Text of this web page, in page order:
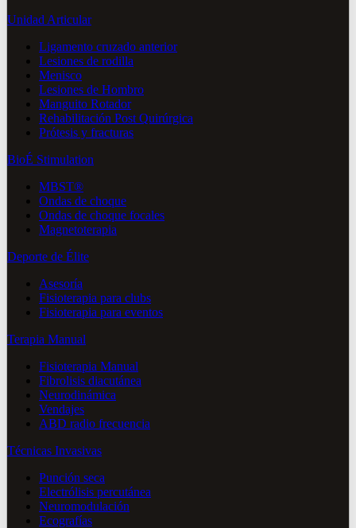
Unidad Articular
Ligamento cruzado anterior
Lesiones de rodilla
Menisco
Lesiones de Hombro
Manguito Rotador
Rehabilitación Post Quirúrgica
Prótesis y fracturas
BioÉ Stimulation
MBST®
Ondas de choque
Ondas de choque focales
Magnetoterapia
Deporte de Élite
Asesoría
Fisioterapia para clubs
Fisioterapia para eventos
Terapia Manual
Fisioterapia Manual
Fibrolisis diacutánea
Neurodinámica
Vendajes
ABD radio frecuencia
Técnicas Invasivas
Punción seca
Electrólisis percutánea
Neuromodulación
Ecografías